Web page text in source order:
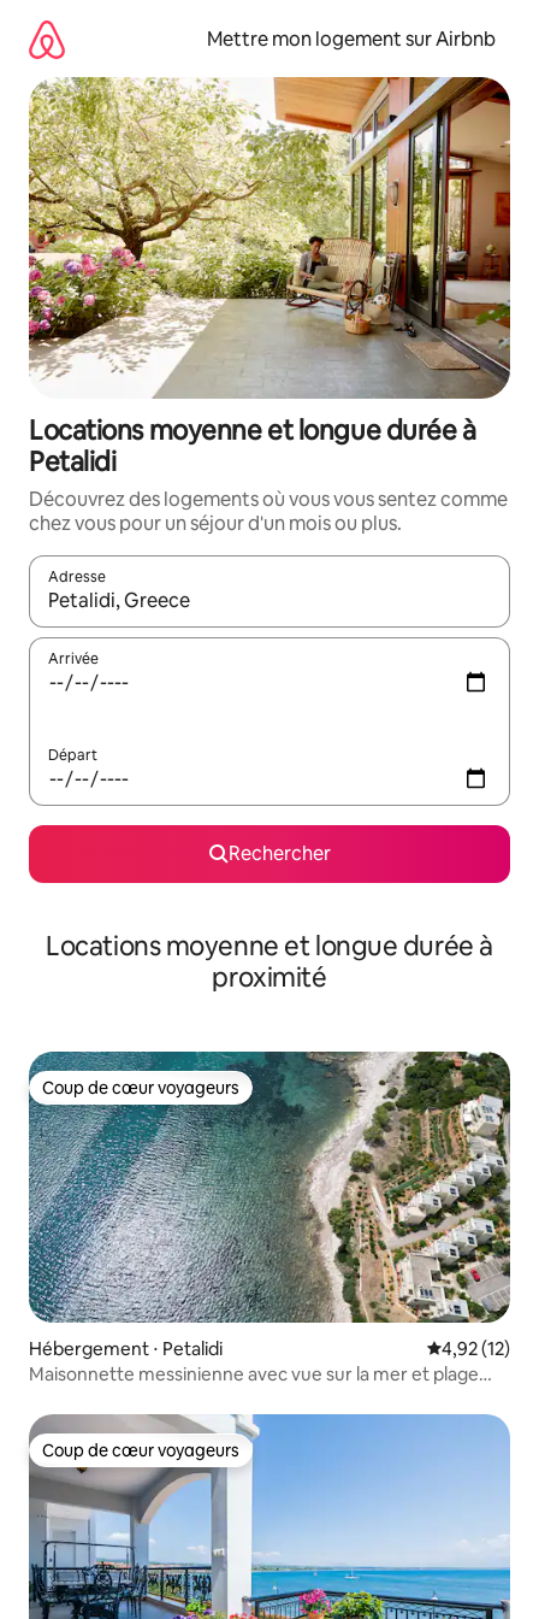
directement
contenu
Mettre mon logement sur Airbnb
Locations moyenne et longue durée à
Petalidi
Découvrez des logements où vous vous sentez comme
chez vous pour un séjour d'un mois ou plus.
Adresse
Lorsque les résultats s'affichent, utilisez les flèches vers le
Arrivée
Départ
Rechercher
Locations moyenne et longue durée à
proximité
Coup de cœur voyageurs
Coup de cœur voyageurs
Hébergement ⋅ Petalidi Évaluation
4,92 (12)
Maisonnette messinienne avec vue sur la mer et plage
Coup de cœur voyageurs
Coup de cœur voyageurs